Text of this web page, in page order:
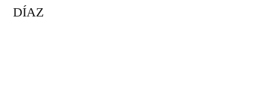
DÍAZ